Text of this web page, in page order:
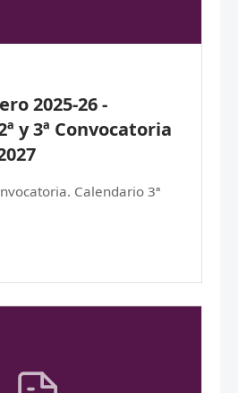
2025-26 -
y 3ª Convocatoria
Calendario 3ª